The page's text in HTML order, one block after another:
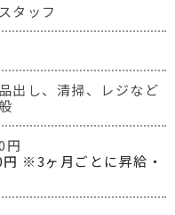
タッフ
出し、清掃、レジなど
円
※3ヶ月ごとに昇給・